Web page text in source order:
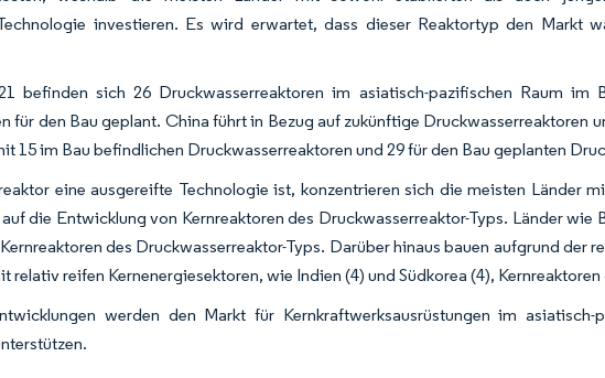
investieren. Es wird erwartet, dass dieser Reaktortyp den Markt
befinden sich 26 Druckwasserreaktoren im asiatisch-pazifischen Raum im
für den Bau geplant. China führt in Bezug auf zukünftige Druckwasserreaktoren
15 im Bau befindlichen Druckwasserreaktoren und 29 für den Bau geplanten
eine ausgereifte Technologie ist, konzentrieren sich die meisten Länder
die Entwicklung von Kernreaktoren des Druckwasserreaktor-Typs. Länder wie
des Druckwasserreaktor-Typs. Darüber hinaus bauen aufgrund der
relativ reifen Kernenergiesektoren, wie Indien (4) und Südkorea (4),
werden den Markt für Kernkraftwerksausrüstungen im asiatisch-